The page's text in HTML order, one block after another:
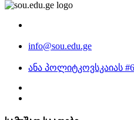
info@sou.edu.ge
ანა პოლიტკოვსკაიას